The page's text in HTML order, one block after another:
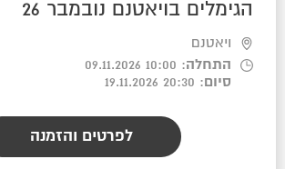
הגימלים בויאטנם נובמבר 26
ויאטנם
התחלה: 10:00 09.11.2026
סיום : 20:30 19.11.2026
לפרטים והזמנה